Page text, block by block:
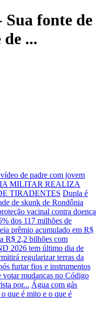
fonte de
...
de padre com jovem
MILITAR REALIZA
TIRADENTES Dupla é
de skunk de Rondônia
vacinal contra doença
dos 117 milhões de
prêmio acumulado em R$
R$ 2,2 bilhões com
2026 tem último dia de
regularizar terras da
furtar fios e instrumentos
votar mudanças no Código
por... Água com gás
que é mito e o que é